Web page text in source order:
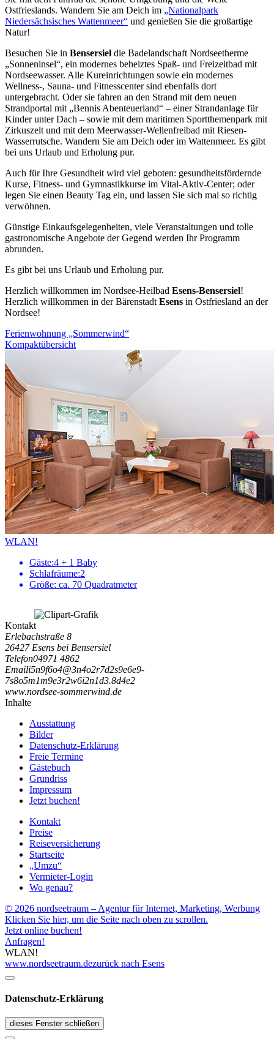
Ostfrieslands. Wandern Sie am Deich im „Nationalpark
Niedersächsisches Wattenmeer“ und genießen Sie die großartige
Natur!
Besuchen Sie in Bensersiel die Badelandschaft Nordseetherme
„Sonneninsel“, ein modernes beheiztes Spaß- und Freizeitbad mit
Nordseewasser. Alle Kureinrichtungen sowie ein modernes
Wellness-, Sauna- und Fitnesscenter sind ebenfalls dort
untergebracht. Oder sie fahren an den Strand mit dem neuen
Strandportal mit „Bennis Abenteuerland“ – einer Strandanlage für
Kinder unter Dach – sowie mit dem maritimen Sportthemenpark mit
Zirkuszelt und mit dem Meerwasser-Wellenfreibad mit Riesen-
Wasserrutsche. Wandern Sie am Deich oder im Wattenmeer. Es gibt
bei uns Urlaub und Erholung pur.
Auch für Ihre Gesundheit wird viel geboten: gesundheitsfördernde
Kurse, Fitness- und Gymnastikkurse im Vital-Aktiv-Center; oder
legen Sie einen Beauty Tag ein, und lassen Sie sich mal so richtig
verwöhnen.
Günstige Einkaufsgelegenheiten, viele Veranstaltungen und tolle
gastronomische Angebote der Gegend werden Ihr Programm
abrunden.
Es gibt bei uns Urlaub und Erholung pur.
Herzlich willkommen im Nordsee-Heilbad Esens-Bensersiel!
Herzlich willkommen in der Bärenstadt Esens in Ostfriesland an der
Nordsee!
Ferienwohnung „Sommerwind“
Kompaktübersicht
WLAN!
Gäste:4 + 1 Baby
Schlafräume:2
Größe: ca. 70 Quadratmeter
Kontakt
Erlebachstraße 8
26427 Esens bei Bensersiel
Telefon04971 4862
Emaili5n9f6o4@3n4o2r7d2s9e6e9-
7s8o5m1m9e3r2w6i2n1d3.8d4e2
www.nordsee-sommerwind.de
Inhalte
Ausstattung
Bilder
Datenschutz-Erklärung
Freie Termine
Gästebuch
Grundriss
Impressum
Jetzt buchen!
Kontakt
Preise
Reiseversicherung
Startseite
„Umzu“
Vermieter-Login
Wo genau?
© 2026 nordseetraum – Agentur für Internet, Marketing, Werbung
Klicken Sie hier, um die Seite nach oben zu scrollen.
Jetzt online buchen!
Anfragen!
WLAN!
www.nordseetraum.dezurück nach Esens
Datenschutz-Erklärung
dieses Fenster schließen